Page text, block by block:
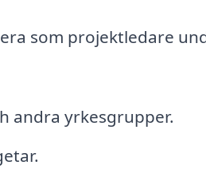
som projektledare
andra yrkesgrupper.